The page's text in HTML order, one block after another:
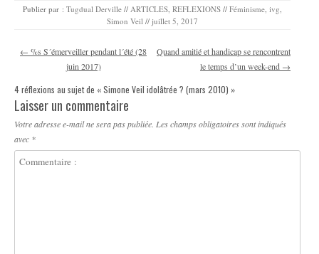
Publier par : Tugdual Derville // ARTICLES, REFLEXIONS // Féminisme, ivg,
Simon Veil // juillet 5, 2017
Navigation des articles
← %s S´émerveiller pendant l´été (28
juin 2017)
Quand amitié et handicap se rencontrent
le temps d’un week-end →
4 réflexions au sujet de «Simone Veil idolâtrée ? (mars 2010) »
Laisser un commentaire
Votre adresse e-mail ne sera pas publiée. Les champs obligatoires sont indiqués
avec *